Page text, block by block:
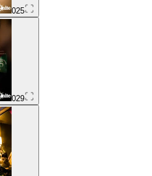
025
029